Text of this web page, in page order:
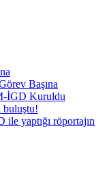
Başına
İGD Kuruldu
buluştu!
yaptığı röportajın